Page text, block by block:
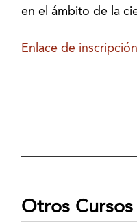
en el ámbito de la
Enlace de inscripción
Otros